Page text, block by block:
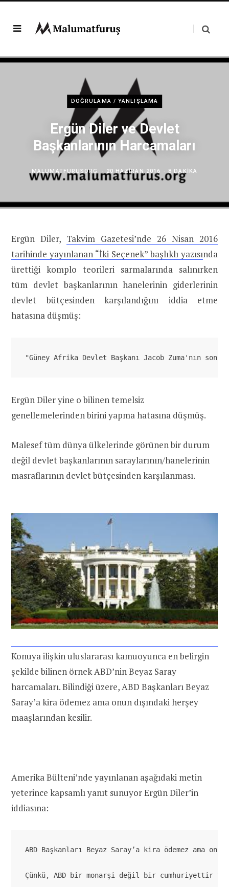
DOĞRULAMA / YANLIŞLAMA
Ergün Diler ve Devlet
Başkanlarının Harcamaları
MALUMATFURUSORG 20 HAZIRAN 2016 8 DAKIKA
Ergün Diler, Takvim Gazetesi’nde 26 Nisan 2016
tarihinde yayınlanan “İki Seçenek” başlıklı yazısında
ürettiği komplo teorileri sarmalarında salınırken
tüm devlet başkanlarının hanelerinin giderlerinin
devlet bütçesinden karşılandığını iddia etme
hatasına düşmüş:
"Güney Afrika Devlet Başkanı Jacob Zuma'nın
Ergün Diler yine o bilinen temelsiz
genellemelerinden birini yapma hatasına düşmüş.
Malesef tüm dünya ülkelerinde görünen bir durum
değil devlet başkanlarının saraylarının/hanelerinin
masraflarının devlet bütçesinden karşılanması.
Konuya ilişkin uluslararası kamuoyunca en belirgin
şekilde bilinen örnek ABD’nin Beyaz Saray
harcamaları. Bilindiği üzere, ABD Başkanları Beyaz
Saray’a kira ödemez ama onun dışındaki herşey
maaşlarından kesilir.
Amerika Bülteni’nde yayınlanan aşağıdaki metin
yeterince kapsamlı yanıt sunuyor Ergün Diler’in
iddiasına:
ABD Başkanları Beyaz Saray’a kira ödemez
Çünkü, ABD bir monarşi değil bir cumhuriyettir ve